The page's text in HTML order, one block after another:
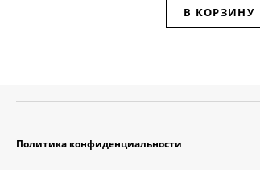
В КОРЗИНУ
Политика конфиденциальности